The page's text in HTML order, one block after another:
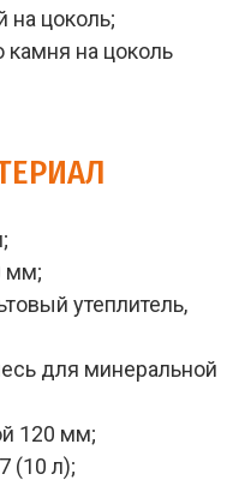
на цоколь;
камня на цоколь
мм;
утеплитель,
для минеральной
120 мм;
(10 л);